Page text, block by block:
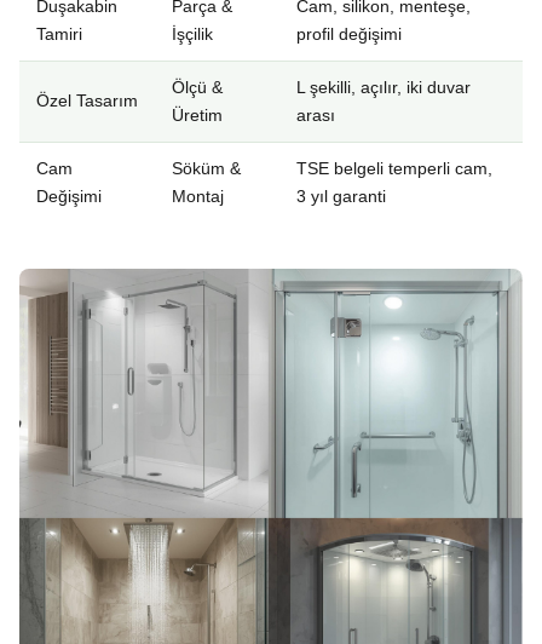
Duşakabin
Tamiri
Parça &
İşçilik
Cam, silikon, menteşe,
profil değişimi
Özel Tasarım
Ölçü &
Üretim
L şekilli, açılır, iki duvar
arası
Cam
Değişimi
Söküm &
Montaj
TSE belgeli temperli cam,
3 yıl garanti